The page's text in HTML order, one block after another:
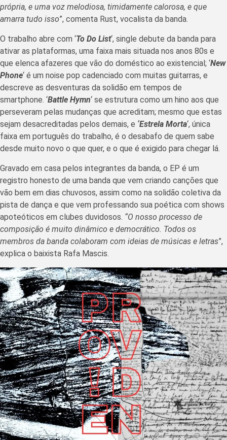
própria, e uma voz melodiosa, timidamente calorosa, e que
amarra tudo isso”, comenta Rust, vocalista da banda.
O trabalho abre com ‘To Do List‘, single debute da banda para
ativar as plataformas, uma faixa mais situada nos anos 80s e
que elenca afazeres que vão do doméstico ao existencial; ‘New
Phone‘ é um noise pop cadenciado com muitas guitarras, e
descreve as desventuras da solidão em tempos de
smartphone. ‘Battle Hymn‘ se estrutura como um hino aos que
perseveram pelas mudanças que acreditam; mesmo que estas
sejam desacreditadas pelos demais, e ‘Estrela Morta‘, única
faixa em português do trabalho, é o desabafo de quem sabe
desde muito novo o que quer, e o que é exigido para chegar lá.
Gravado em casa pelos integrantes da banda, o EP é um
registro honesto de uma banda que vem criando canções que
vão bem em dias chuvosos, assim como na solidão coletiva da
pista de dança e que vem professando sua poética com shows
apoteóticos em clubes duvidosos. “O nosso processo de
composição é muito dinâmico e democrático. Todos os
membros da banda colaboram com ideias de músicas e letras”,
explica o baixista Rafa Mascis.